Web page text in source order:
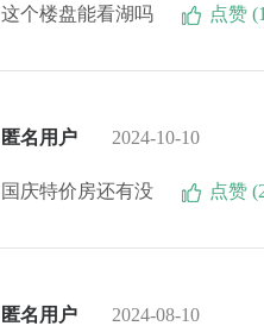
这个楼盘能看湖吗 点赞
匿名用户 2024-10-10
国庆特价房还有没 点赞
匿名用户 2024-08-10